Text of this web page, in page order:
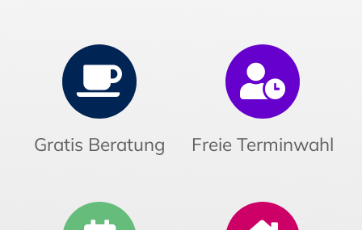
Gratis Beratung Freie Terminwahl